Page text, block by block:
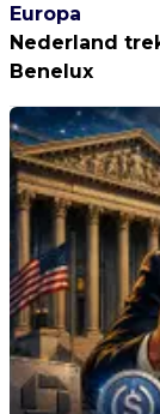
Europa
Nederland
Benelux